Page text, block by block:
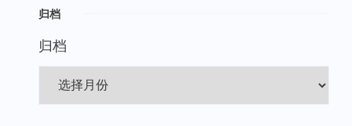
归档
归档